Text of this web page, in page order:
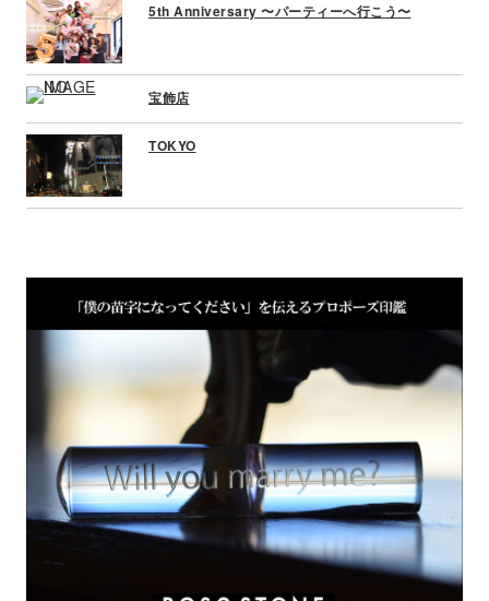
5th Anniversary 〜パーティーへ行こう〜
宝飾店
TOKYO